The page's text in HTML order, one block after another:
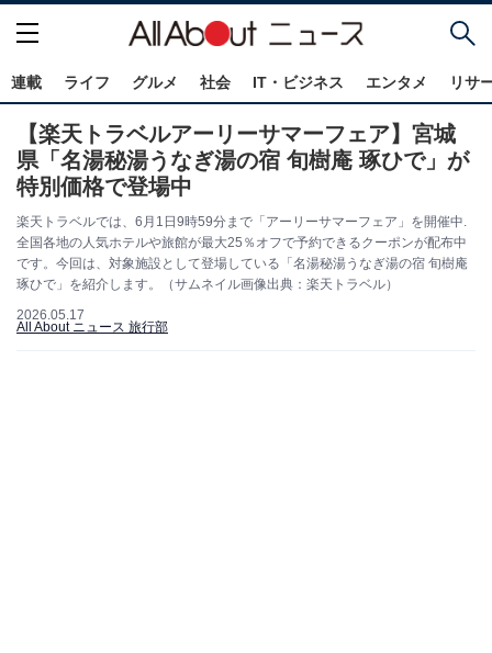
連載 ライフ グルメ 社会 IT・ビジネス エンタメ リサ
【楽天トラベルアーリーサマーフェア】宮城
県「名湯秘湯うなぎ湯の宿 旬樹庵 琢ひで」が
特別価格で登場中
楽天トラベルでは、6月1日9時59分まで「アーリーサマーフェア」を開催中.
全国各地の人気ホテルや旅館が最大25％オフで予約できるクーポンが配布中
です。今回は、対象施設として登場している「名湯秘湯うなぎ湯の宿 旬樹庵
琢ひで」を紹介します。（サムネイル画像出典：楽天トラベル）
2026.05.17
All About ニュース 旅行部